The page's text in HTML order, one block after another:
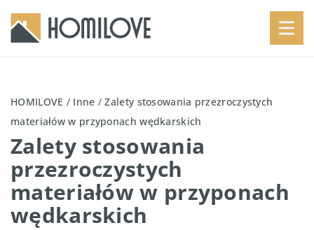
HOMILOVE / Inne /Zalety stosowania przezroczystych
materiałów w przyponach wędkarskich
Zalety stosowania
przezroczystych
materiałów w przyponach
wędkarskich